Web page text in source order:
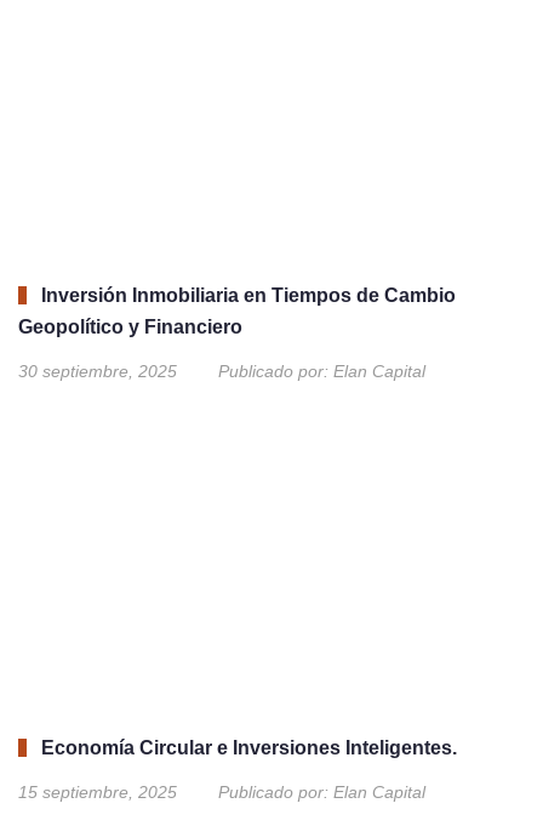
Inversión Inmobiliaria en Tiempos de Cambio
Geopolítico y Financiero
30 septiembre, 2025 Publicado por: Elan Capital
Economía Circular e Inversiones Inteligentes.
15 septiembre, 2025 Publicado por: Elan Capital